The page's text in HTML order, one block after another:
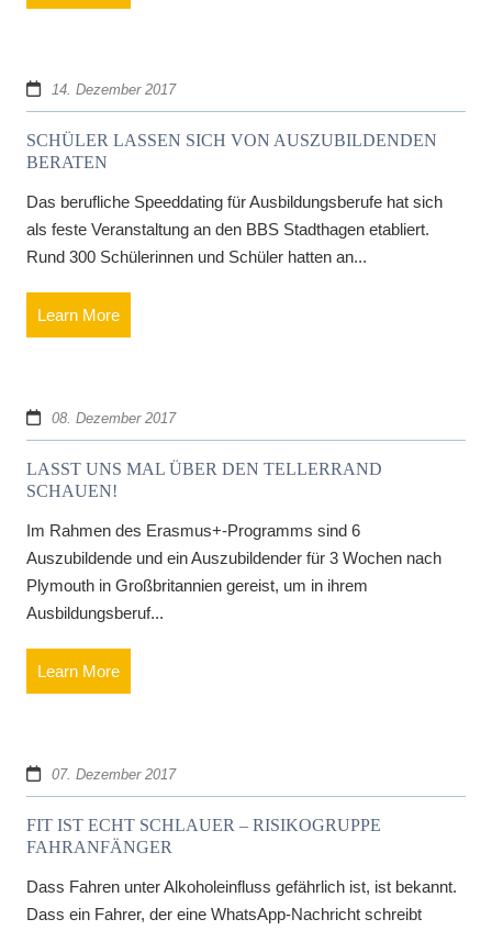
14. Dezember 2017
SCHÜLER LASSEN SICH VON AUSZUBILDENDEN
BERATEN
Das berufliche Speeddating für Ausbildungsberufe hat sich
als feste Veranstaltung an den BBS Stadthagen etabliert.
Rund 300 Schülerinnen und Schüler hatten an...
Learn More
08. Dezember 2017
LASST UNS MAL ÜBER DEN TELLERRAND
SCHAUEN!
Im Rahmen des Erasmus+-Programms sind 6
Auszubildende und ein Auszubildender für 3 Wochen nach
Plymouth in Großbritannien gereist, um in ihrem
Ausbildungsberuf...
Learn More
07. Dezember 2017
FIT IST ECHT SCHLAUER – RISIKOGRUPPE
FAHRANFÄNGER
Dass Fahren unter Alkoholeinfluss gefährlich ist, ist bekannt.
Dass ein Fahrer, der eine WhatsApp-Nachricht schreibt